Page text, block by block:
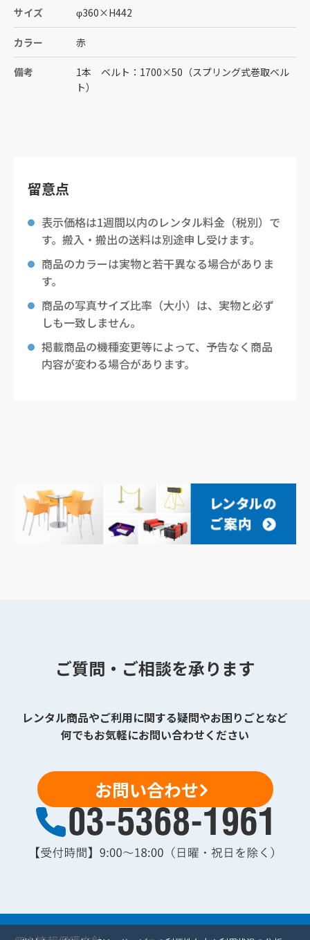
サイズ φ360×H442
カラー 赤
備考
1本 ベルト：1700×50（スプリング式巻取ベル
ト）
留意点
表示価格は1週間以内のレンタル料金（税別）で
す。搬入・搬出の送料は別途申し受けます。
商品のカラーは実物と若干異なる場合がありま
す。
商品の写真サイズ比率（大小）は、実物と必ず
しも一致しません。
掲載商品の機種変更等によって、予告なく商品
内容が変わる場合があります。
ご質問・ご相談を承ります
レンタル商品やご利用に関する疑問やお困りごとなど
何でもお気軽にお問い合わせください
お問い合わせ